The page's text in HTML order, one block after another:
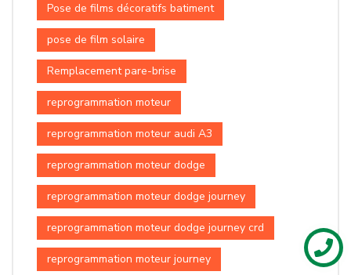
Pose de films décoratifs batiment
pose de film solaire
Remplacement pare-brise
reprogrammation moteur
reprogrammation moteur audi A3
reprogrammation moteur dodge
reprogrammation moteur dodge journey
reprogrammation moteur dodge journey crd
reprogrammation moteur journey